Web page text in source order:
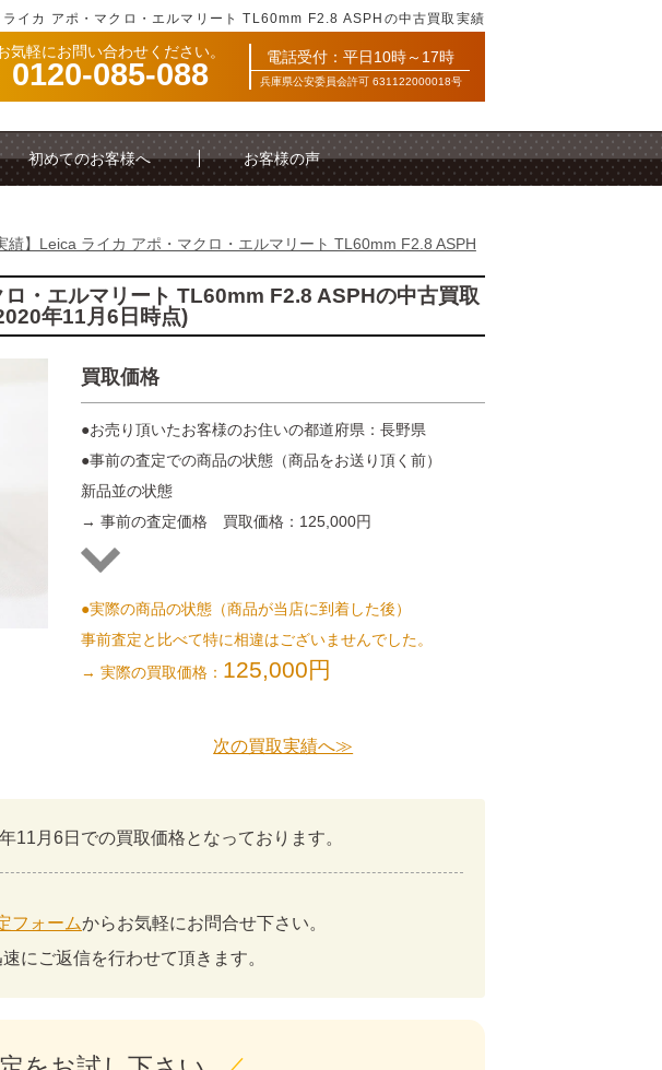
ライカ アポ・マクロ・エルマリート TL60mm F2.8 ASPHの中古買取実績
気軽にお問い合わせください。
0120-085-088 電話受付：平日10時～17時
兵庫県公安委員会許可 631122000018号
初めてのお客様へ お客様の声
績】Leica ライカ アポ・マクロ・エルマリート TL60mm F2.8 ASPH
・エルマリート TL60mm F2.8 ASPHの中古買取
年11月6日時点)
買取価格
●お売り頂いたお客様のお住いの都道府県：長野県
●事前の査定での商品の状態（商品をお送り頂く前）
新品並の状態
→ 事前の査定価格 買取価格：125,000円
●実際の商品の状態（商品が当店に到着した後）
事前査定と比べて特に相違はございませんでした。
→ 実際の買取価格： 125,000円
次の買取実績へ≫
11月6日での買取価格となっております。
フォームからお気軽にお問合せ下さい。
にご返信を行わせて頂きます。